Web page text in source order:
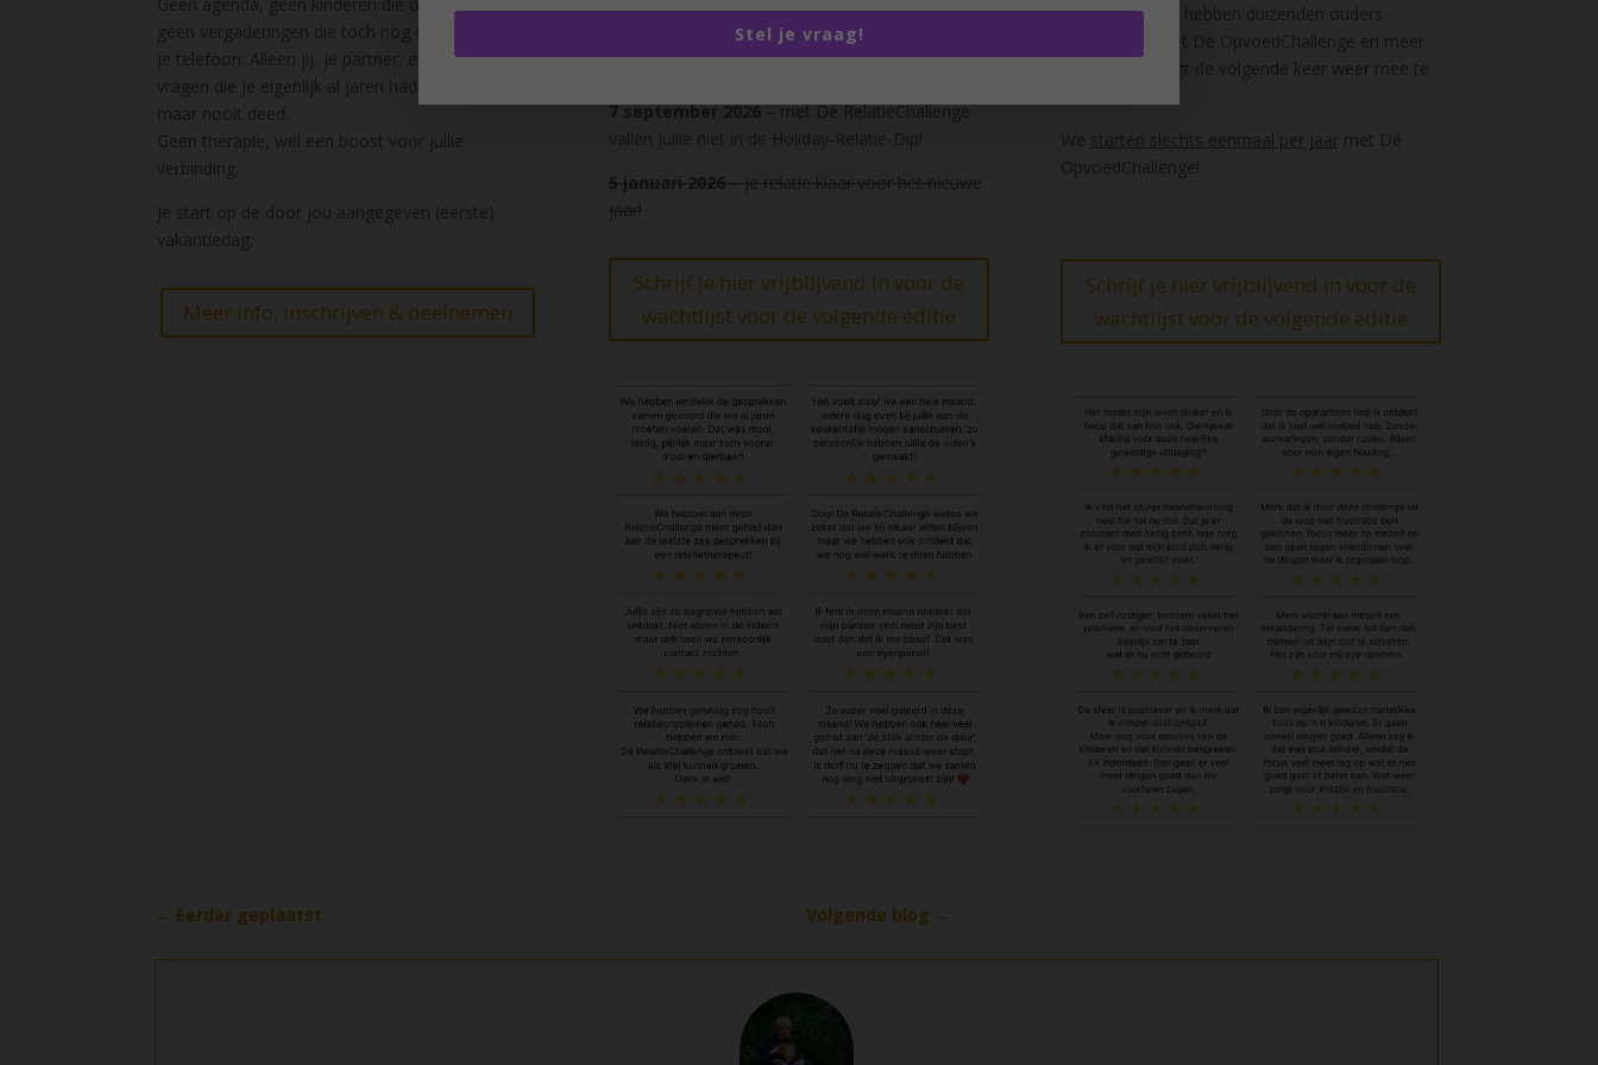
geen vergaderingen die toch nog doorlopen op
je telefoon. Alleen jij, je partner, en veertien
vragen die je eigenlijk al jaren had kunnen stellen
maar nooit deed.
Geen therapie, wel een boost voor jullie
verbinding.
Je start op de door jou aangegeven (eerste)
vakantiedag.
Meer info, inschrijven & deelnemen
dát is Dé RelatieChallenge!
7 september 2026– met Dé RelatieChallenge
5 januari 2026– je relatie klaar voor het nieuwe
jaar!
Schrijf je hier vrijblijvend in voor de
wachtlijst voor de volgende editie
thuis. Inmiddels hebben duizenden ouders
meegedaan met Dé OpvoedChallenge en meer
dan de helft zegt de volgende keer weer mee te
starten slechts eenmaal per jaarmet Dé
OpvoedChallenge!
Schrijf je hier vrijblijvend in voor de
wachtlijst voor de volgende editie
← Eerder geplaatst Volgende blog →
Stel je vraag!